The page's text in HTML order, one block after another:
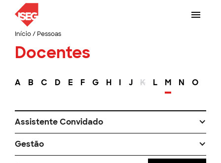
Início/ Pessoas
Docentes
A B C D E F G H I J K L M N O
Assistente Convidado
Gestão